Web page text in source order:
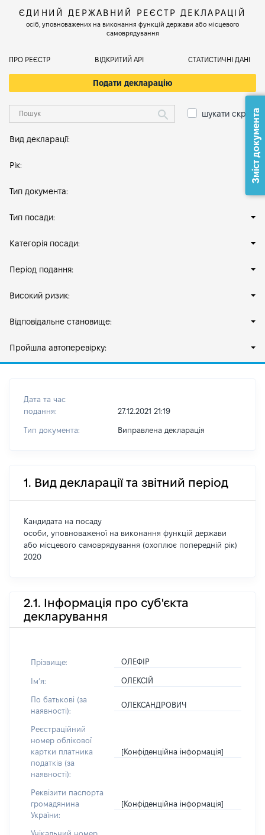
ЄДИНИЙ ДЕРЖАВНИЙ РЕЄСТР ДЕКЛАРАЦІЙ
осіб, уповноважених на виконання функцій держави або місцевого
самоврядування
ПРО РЕЄСТР ВІДКРИТИЙ АРІ СТАТИСТИЧНІ ДАНІ
Подати декларацію
шукати скрізь
Вид декларації:
Рік:
Тип документа:
Тип посади:
Категорія посади:
Період подання:
Високий ризик:
Відповідальне становище:
Пройшла автоперевірку:
Дата та час
подання:
27.12.2021 21:19
Тип документа: Виправлена декларація
1. Вид декларації та звітний період
Кандидата на посаду
особи, уповноваженої на виконання функцій держави
або місцевого самоврядування (охоплює попередній рік)
2020
2.1. Інформація про суб'єкта
декларування
Прізвище: ОЛЕФІР
Імʼя: ОЛЕКСІЙ
По батькові (за
наявності):
ОЛЕКСАНДРОВИЧ
Реєстраційний
номер облікової
картки платника
податків (за
наявності):
[Конфіденційна інформація]
Реквізити паспорта
громадянина
України:
[Конфіденційна інформація]
Унікальний номер
Зміст документа